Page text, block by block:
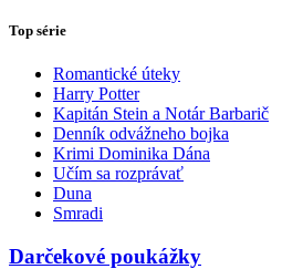
Top série
Romantické úteky
Harry Potter
Kapitán Stein a Notár Barbarič
Denník odvážneho bojka
Krimi Dominika Dána
Učím sa rozprávať
Duna
Smradi
Darčekové poukážky